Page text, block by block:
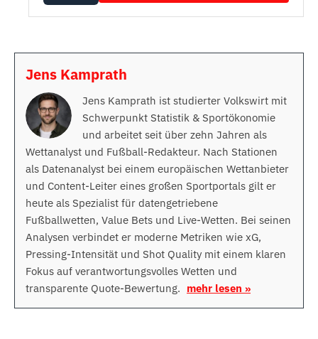
Jens Kamprath
Jens Kamprath ist studierter Volkswirt mit
Schwerpunkt Statistik & Sportökonomie
und arbeitet seit über zehn Jahren als
Wettanalyst und Fußball-Redakteur. Nach Stationen
als Datenanalyst bei einem europäischen Wettanbieter
und Content-Leiter eines großen Sportportals gilt er
heute als Spezialist für datengetriebene
Fußballwetten, Value Bets und Live-Wetten. Bei seinen
Analysen verbindet er moderne Metriken wie xG,
Pressing-Intensität und Shot Quality mit einem klaren
Fokus auf verantwortungsvolles Wetten und
transparente Quote-Bewertung. mehr lesen »